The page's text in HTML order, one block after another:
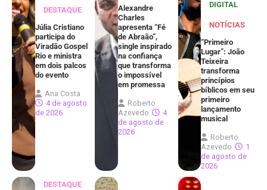
DESTAQUE
Júlia Cristiano
participa do
Viradão Gospel
Rio e ministra
em dois palcos
do evento
Ana Costa
4 de agosto
de 2026
Alexandre
Charles
apresenta “Fé
de Abraão”,
single inspirado
na confiança
que transforma
o impossível
em promessa
Roberto
Azevedo
4
de agosto de
2026
DIGITAL
NOTÍCIAS
“Primeiro
Lugar”: João
Teixeira
transforma
princípios
bíblicos em seu
primeiro
lançamento
musical
Roberto
Azevedo
1
de agosto de
2026
DESTAQUE